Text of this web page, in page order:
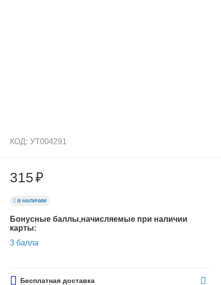
КОД: УТ004291
315₽
В НАЛИЧИИ
Бонусные баллы,начисляемые при наличии
карты:
3 балла
Бесплатная доставка